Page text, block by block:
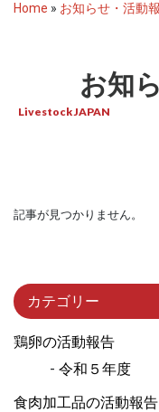
Home » お知らせ・活動
お知
Livestock JAPAN
記事が見つかりません。
カテゴリー
鶏卵の活動報告
令和５年度
食肉加工品の活動報告